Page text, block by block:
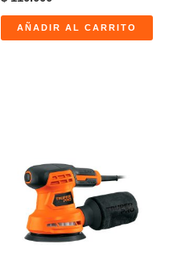
AÑADIR AL CARRITO